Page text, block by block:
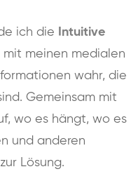
ich die Intuitive
mit meinen medialen
wahr, die
Gemeinsam mit
wo es hängt, wo es
und anderen
Lösung.